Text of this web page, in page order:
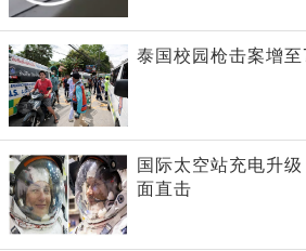
泰国校园枪击案增至
国际太空站充电升
面直击